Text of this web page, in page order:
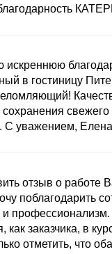
в гостиницу
С уважением,
отзыв о работе
поблагодарить
и
заказчика, в
отметить, что